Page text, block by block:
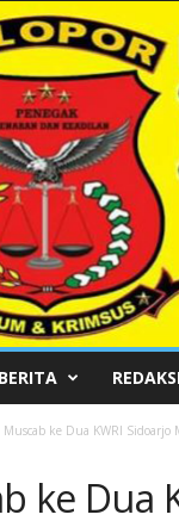
BERITA
Muscab ke Dua KWRI Sidoarjo
ke Dua